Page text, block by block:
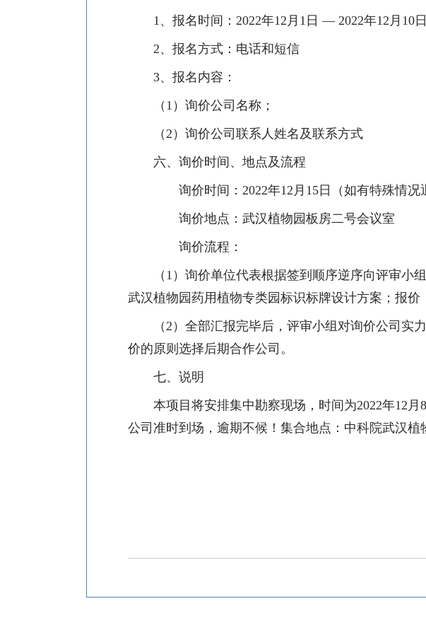
1 、报名时间： 2022年12 月 1 日 —2022年12 月 10
2、报名方式：电话和短信
3、报名内容：
（ 1 ）询价公司名称；
（ 2 ）询价公司联系人姓名及联系方式
六、询价时间、地点及流程
询价时间： 2022年12 月 15日（如有特殊情况
询价地点：武汉植物园板房二号会议室
询价流程：
（ 1 ）询价单位代表根据签到顺序逆序向评审小
武汉植物园药用植物专类园标识标牌设计方案；报价
（ 2 ）全部汇报完毕后，评审小组对询价公司实
价的原则选择后期合作公司。
七、说明
本项目将安排集中勘察现场，时间为2022年12 月 8
公司准时到场，逾期不候！集合地点：中科院武汉